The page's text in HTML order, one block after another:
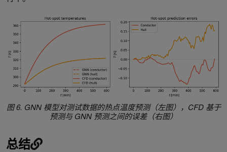
图 6. GNN 模型对测试数据的热点温度预测（左图），CFD 基于
预测与 GNN 预测之间的误差（右图）
总结